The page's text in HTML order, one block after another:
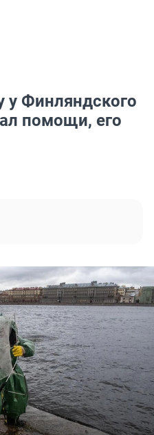
у Финляндского
помощи, его